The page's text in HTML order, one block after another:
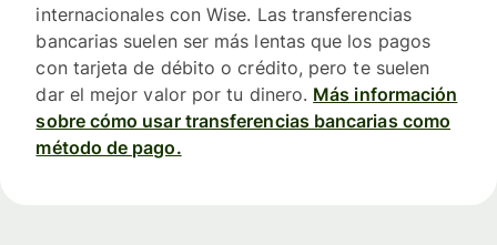
internacionales con Wise. Las transferencias
bancarias suelen ser más lentas que los pagos
con tarjeta de débito o crédito, pero te suelen
dar el mejor valor por tu dinero. Más información
sobre cómo usar transferencias bancarias como
método de pago.